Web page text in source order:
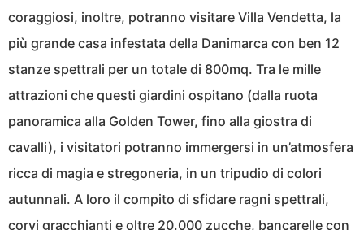
coraggiosi, inoltre, potranno visitare Villa Vendetta, la
più grande casa infestata della Danimarca con ben 12
stanze spettrali per un totale di 800mq. Tra le mille
attrazioni che questi giardini ospitano (dalla ruota
panoramica alla Golden Tower, fino alla giostra di
cavalli), i visitatori potranno immergersi in un’atmosfera
ricca di magia e stregoneria, in un tripudio di colori
autunnali. A loro il compito di sfidare ragni spettrali,
corvi gracchianti e oltre 20.000 zucche, bancarelle con